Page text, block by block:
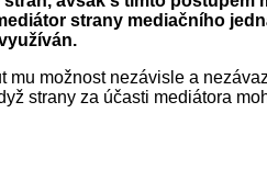
strany mediačního
možnost nezávisle a
strany za účasti mediátora